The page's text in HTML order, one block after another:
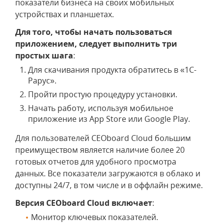
показатели бизнеса на своих мобильных
устройствах и планшетах.
Для того, чтобы начать пользоваться
приложением, следует выполнить три
простых шага:
Для скачивания продукта обратитесь в «1С-
Рарус».
Пройти простую процедуру установки.
Начать работу, используя мобильное
приложение из App Store или Google Play.
Для пользователей CEOboard Cloud большим
преимуществом является наличие более 20
готовых отчетов для удобного просмотра
данных. Все показатели загружаются в облако и
доступны 24/7, в том числе и в оффлайн режиме.
Версия CEOboard Cloud включает:
Монитор ключевых показателей.